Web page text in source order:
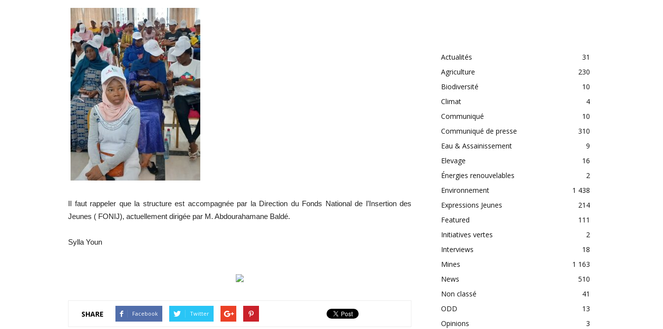
Il faut rappeler que la structure est accompagnée par la Direction du Fonds National de l’Insertion des
Jeunes ( FONIJ), actuellement dirigée par M. Abdourahamane Baldé.
Sylla Youn
SHARE Facebook Twitter
Actualités
31
Agriculture
230
Biodiversité
10
Climat
4
Communiqué
10
Communiqué de presse
310
Eau & Assainissement
9
Elevage
16
Énergies renouvelables
2
Environnement
1 438
Expressions Jeunes
214
Featured
111
Initiatives vertes
2
Interviews
18
Mines
1 163
News
510
Non classé
41
ODD
13
Opinions
3